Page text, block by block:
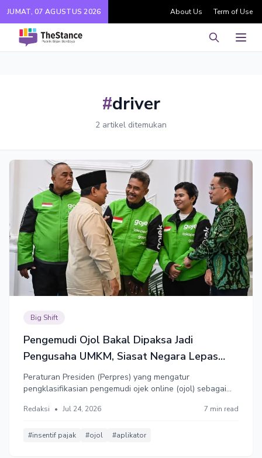
JUMAT, 07 AGUSTUS 2026 About Us Term of Use
Pencarian
#driver
2 artikel ditemukan
Big Shift
Pengemudi Ojol Bakal Dipaksa Jadi
Pengusaha UMKM, Siasat Negara Lepas
Tangan?
Peraturan Presiden (Perpres) yang mengatur
pengklasifikasian pengemudi ojek online (ojol) sebagai
memperoleh fasilitas pemberdayaan pemerintah. Serikat
pekerja, bukan pengusaha.
Redaksi • Jul 24, 2026 7 min read
#insentif pajak #ojol #aplikator